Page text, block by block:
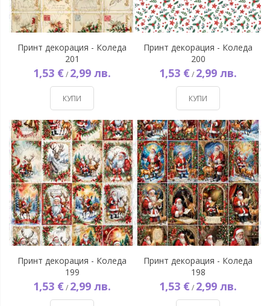
Принт декорация - Коледа
201
1,53 € / 2,99 лв.
КУПИ
Принт декорация - Коледа
200
1,53 € / 2,99 лв.
КУПИ
Принт декорация - Коледа
199
1,53 € / 2,99 лв.
Принт декорация - Коледа
198
1,53 € / 2,99 лв.